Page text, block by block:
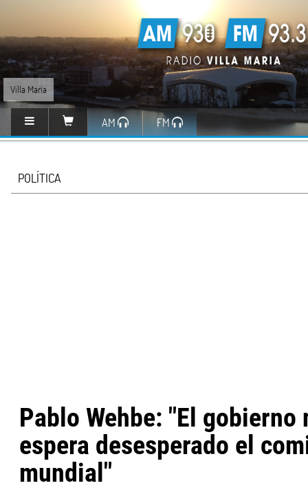
Villa María
AM FM
POLÍTICA
Pablo Wehbe: "El gobierno
espera desesperado el
mundial"